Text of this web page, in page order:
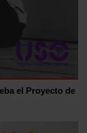
el Proyecto de